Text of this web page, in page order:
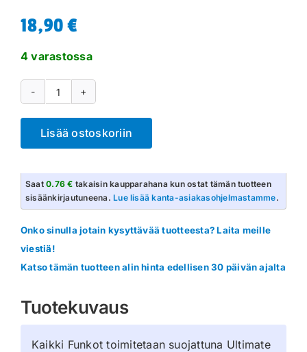
18,90€
4 varastossa
Pokémon
Funko
POP!
määrä
Lisää ostoskoriin
Saat0.76 € takaisin kaupparahana kun ostat tämän tuotteen
sisäänkirjautuneena.Lue lisää kanta-asiakasohjelmastamme.
Onko sinulla jotain kysyttävää tuotteesta? Laita meille
viestiä!
Katso tämän tuotteen alin hinta edellisen 30 päivän ajalta
Tuotekuvaus
Kaikki Funkot toimitetaan suojattuna Ultimate